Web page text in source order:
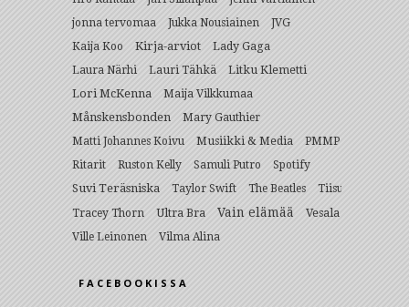
jonna tervomaa
Jukka Nousiainen
JVG
Kaija Koo
Kirja-arviot Lady Gaga
Laura Närhi Lauri Tähkä
Litku Klemetti
Lori McKenna
Maija Vilkkumaa
Månskensbonden
Mary Gauthier
Matti Johannes Koivu
Musiikki & Media
PMMP
Ritarit
Ruston Kelly Samuli Putro Spotify
Suvi Teräsniska Taylor Swift The Beatles
Tiisu
Tracey Thorn
Ultra Bra Vain elämää Vesala
Ville Leinonen Vilma Alina
FACEBOOKISSA